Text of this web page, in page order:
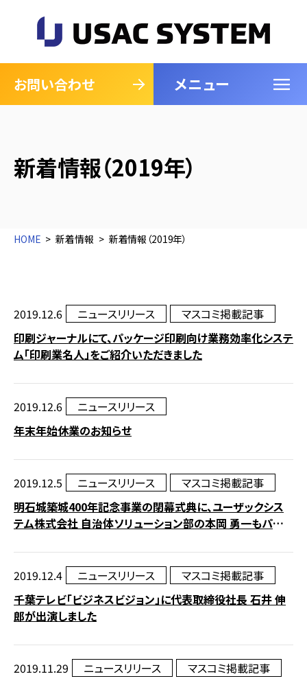
お問い合わせ メニュー
閉じる
新着情報（2019年）
HOME 新着情報 新着情報（2019年）
2019.12.6 ニュースリリース
マスコミ掲載記事
印刷ジャーナルにて、パッケージ印刷向け業務効率化システ
ム「印刷業名人」をご紹介いただきました
2019.12.6
ニュースリリース
年末年始休業のお知らせ
2019.12.5 ニュースリリース
マスコミ掲載記事
明石城築城400年記念事業の閉幕式典に、ユーザックシス
テム株式会社 自治体ソリューション部の本岡 勇一もパネリ
2019.12.4 ニュースリリース
マスコミ掲載記事
千葉テレビ「ビジネスビジョン」に代表取締役社長 石井 伸
郎が出演しました
2019.11.29 ニュースリリース
マスコミ掲載記事